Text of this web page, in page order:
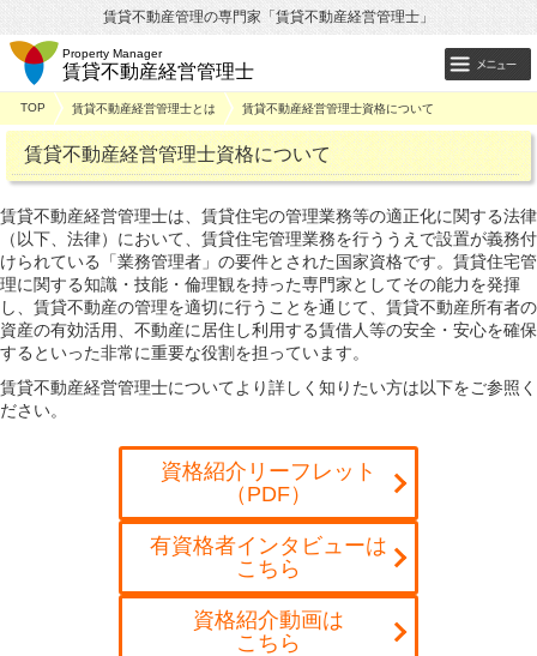
賃貸不動産管理の専門家「賃貸不動産経営管理士」
Property Manager
賃貸不動産経営管理士
TOP 賃貸不動産経営管理士とは 賃貸不動産経営管理士資格について
賃貸不動産経営管理士資格について
賃貸不動産経営管理士は、賃貸住宅の管理業務等の適正化に関する法律
（以下、法律）において、賃貸住宅管理業務を行ううえで設置が義務付
けられている「業務管理者」の要件とされた国家資格です。賃貸住宅管
理に関する知識・技能・倫理観を持った専門家としてその能力を発揮
し、賃貸不動産の管理を適切に行うことを通じて、賃貸不動産所有者の
資産の有効活用、不動産に居住し利用する賃借人等の安全・安心を確保
するといった非常に重要な役割を担っています。
賃貸不動産経営管理士についてより詳しく知りたい方は以下をご参照く
ださい。
資格紹介リーフレット
（PDF）
有資格者インタビューは
こちら
資格紹介動画は
こちら